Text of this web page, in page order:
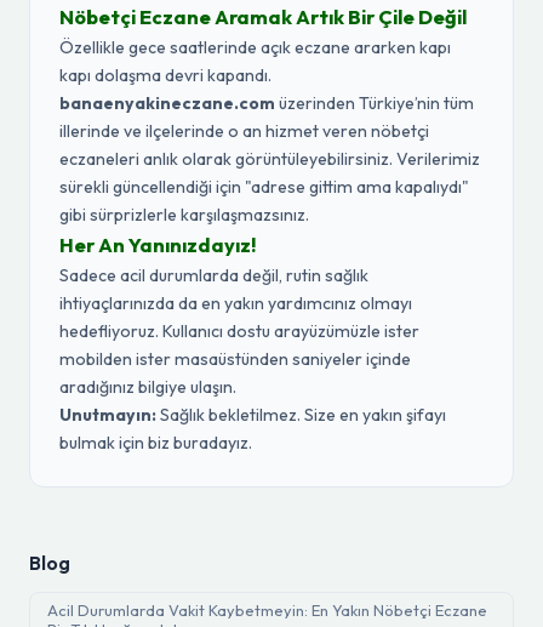
Nöbetçi Eczane Aramak Artık Bir Çile Değil
Özellikle gece saatlerinde açık eczane ararken kapı
kapı dolaşma devri kapandı.
banaenyakineczane.com üzerinden Türkiye’nin tüm
illerinde ve ilçelerinde o an hizmet veren nöbetçi
eczaneleri anlık olarak görüntüleyebilirsiniz. Verilerimiz
sürekli güncellendiği için "adrese gittim ama kapalıydı"
gibi sürprizlerle karşılaşmazsınız.
Her An Yanınızdayız!
Sadece acil durumlarda değil, rutin sağlık
ihtiyaçlarınızda da en yakın yardımcınız olmayı
hedefliyoruz. Kullanıcı dostu arayüzümüzle ister
mobilden ister masaüstünden saniyeler içinde
aradığınız bilgiye ulaşın.
Unutmayın:Sağlık bekletilmez. Size en yakın şifayı
bulmak için biz buradayız.
Blog
Acil Durumlarda Vakit Kaybetmeyin: En Yakın Nöbetçi Eczane